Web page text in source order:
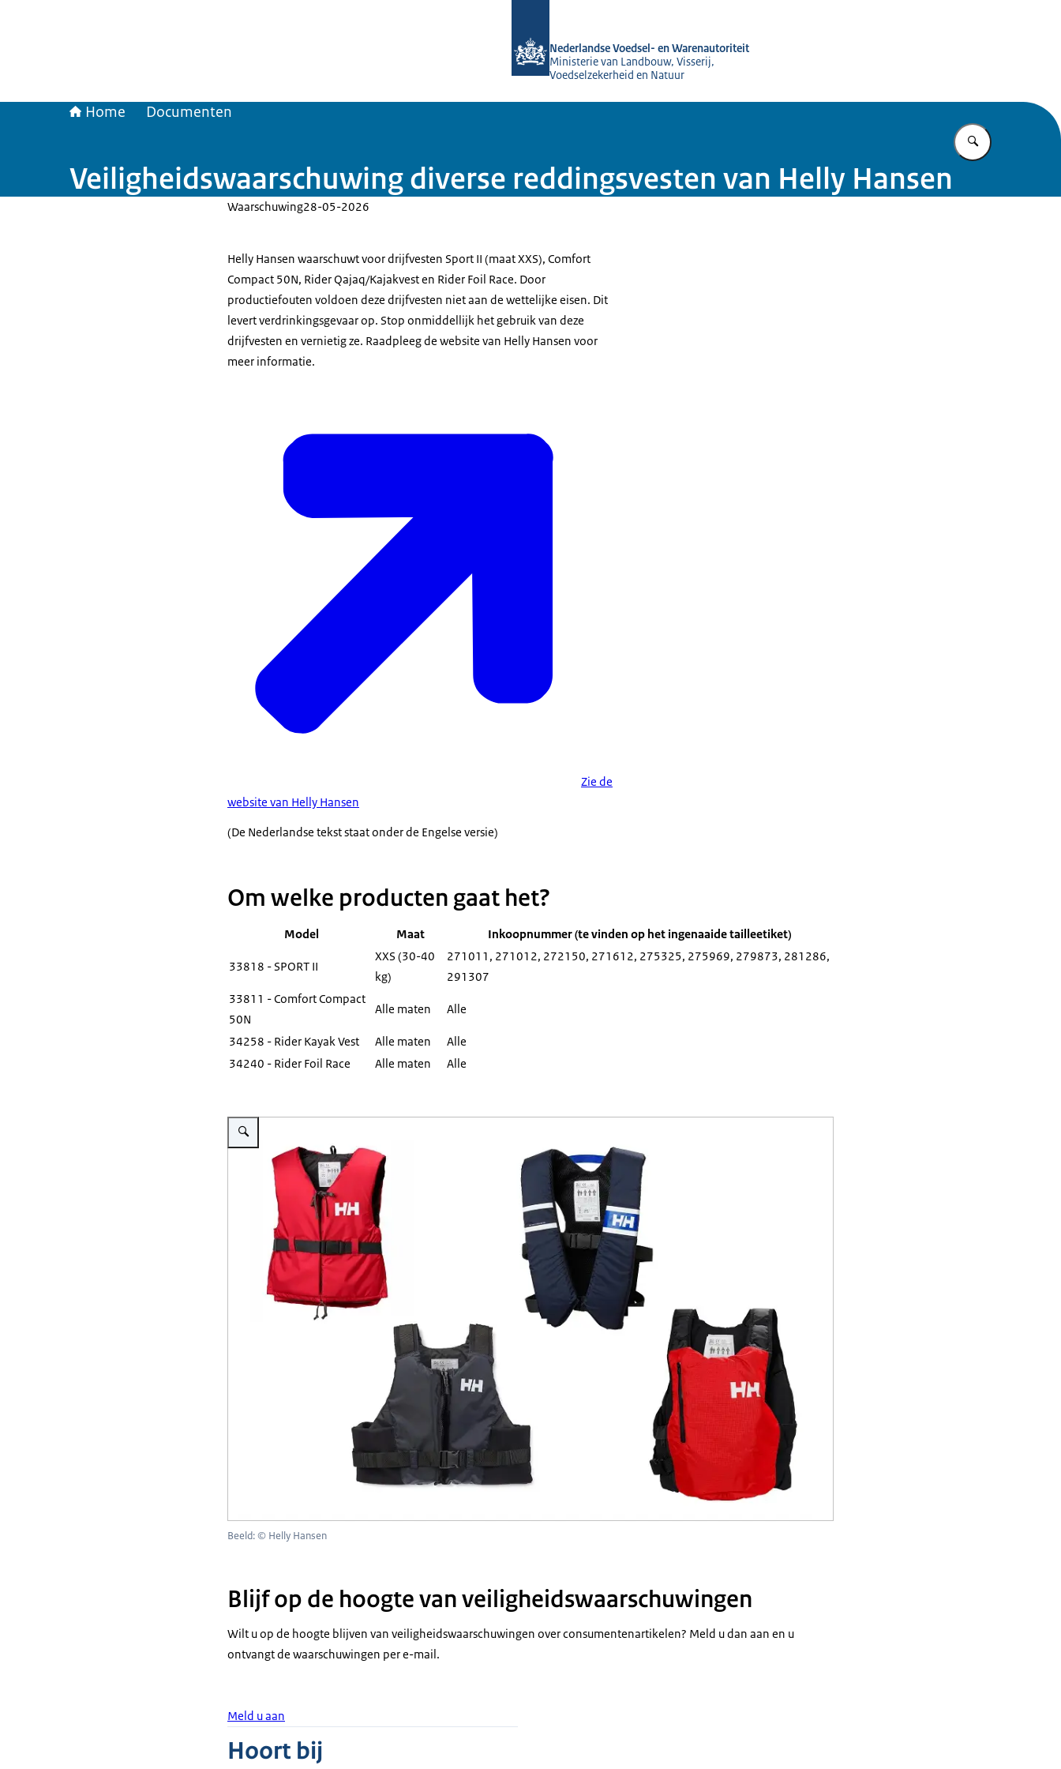
Nederlandse Voedsel- en Warenautoriteit
Ministerie van Landbouw, Visserij,
Voedselzekerheid en Natuur
Home Documenten
Vul in wat u
Veiligheidswaarschuwing diverse reddingsvesten van Helly Hansen
Waarschuwing28-05-2026
Helly Hansen waarschuwt voor drijfvesten Sport II (maat XXS), Comfort
Compact 50N, Rider Qajaq/Kajakvest en Rider Foil Race. Door
productiefouten voldoen deze drijfvesten niet aan de wettelijke eisen. Dit
levert verdrinkingsgevaar op. Stop onmiddellijk het gebruik van deze
drijfvesten en vernietig ze. Raadpleeg de website van Helly Hansen voor
meer informatie.
Zie de
website van Helly Hansen
(De Nederlandse tekst staat onder de Engelse versie)
Om welke producten gaat het?
Model Maat Inkoopnummer (te vinden op het ingenaaide tailleetiket)
33818 - SPORT II
XXS (30-40
kg)
271011, 271012, 272150, 271612, 275325, 275969, 279873, 281286,
291307
33811 - Comfort Compact
50N
Alle maten Alle
34258 - Rider Kayak Vest Alle maten
Alle
34240 - Rider Foil Race
Alle maten Alle
Vergroot afbeelding Drijfvesten van Helly Hansen
Beeld: © Helly Hansen
Blijf op de hoogte van veiligheidswaarschuwingen
Wilt u op de hoogte blijven van veiligheidswaarschuwingen over consumentenartikelen? Meld u dan aan en u
ontvangt de waarschuwingen per e-mail.
Meld u aan
Hoort bij